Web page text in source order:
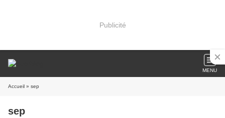
Publicité
MENU
Accueil » sep
sep